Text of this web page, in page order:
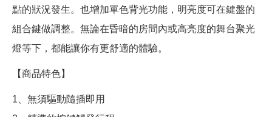
點的狀況發生。也增加單色背光功能，明亮度可在鍵盤的
組合鍵做調整。無論在昏暗的房間內或高亮度的舞台聚光
燈等下，都能讓你有更舒適的體驗。
【商品特色】
1、無須驅動隨插即用